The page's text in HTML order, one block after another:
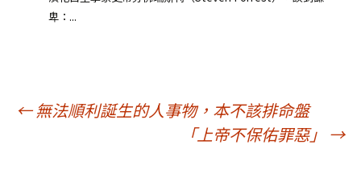
卑：...
文
←無法順利誕生的人事物，本不該排命盤
「上帝不保佑罪惡」 →